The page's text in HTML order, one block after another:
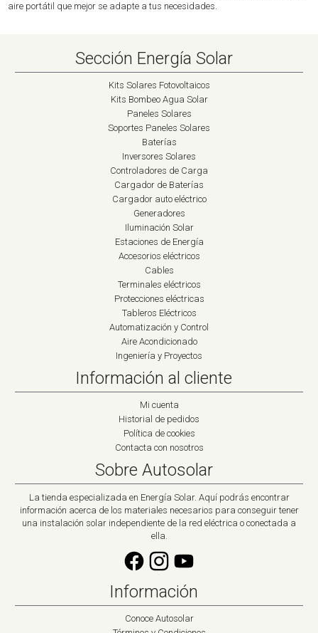
aire portátil que mejor se adapte a tus necesidades.
Sección Energía Solar
Kits Solares Fotovoltaicos
Kits Bombeo Agua Solar
Paneles Solares
Soportes Paneles Solares
Baterías
Inversores Solares
Controladores de Carga
Cargador de Baterías
Cargador auto eléctrico
Generadores
Iluminación Solar
Estaciones de Energía
Accesorios eléctricos
Cables
Terminales eléctricos
Protecciones eléctricas
Tableros Eléctricos
Automatización y Control
Aire Acondicionado
Ingeniería y Proyectos
Información al cliente
Mi cuenta
Historial de pedidos
Política de cookies
Contacta con nosotros
Sobre Autosolar
La tienda especializada en Energía Solar. Aquí podrás encontrar
información acerca de los materiales necesarios para conseguir tener
una instalación solar independiente de la red eléctrica o conectada a
ella.
Información
Conoce Autosolar